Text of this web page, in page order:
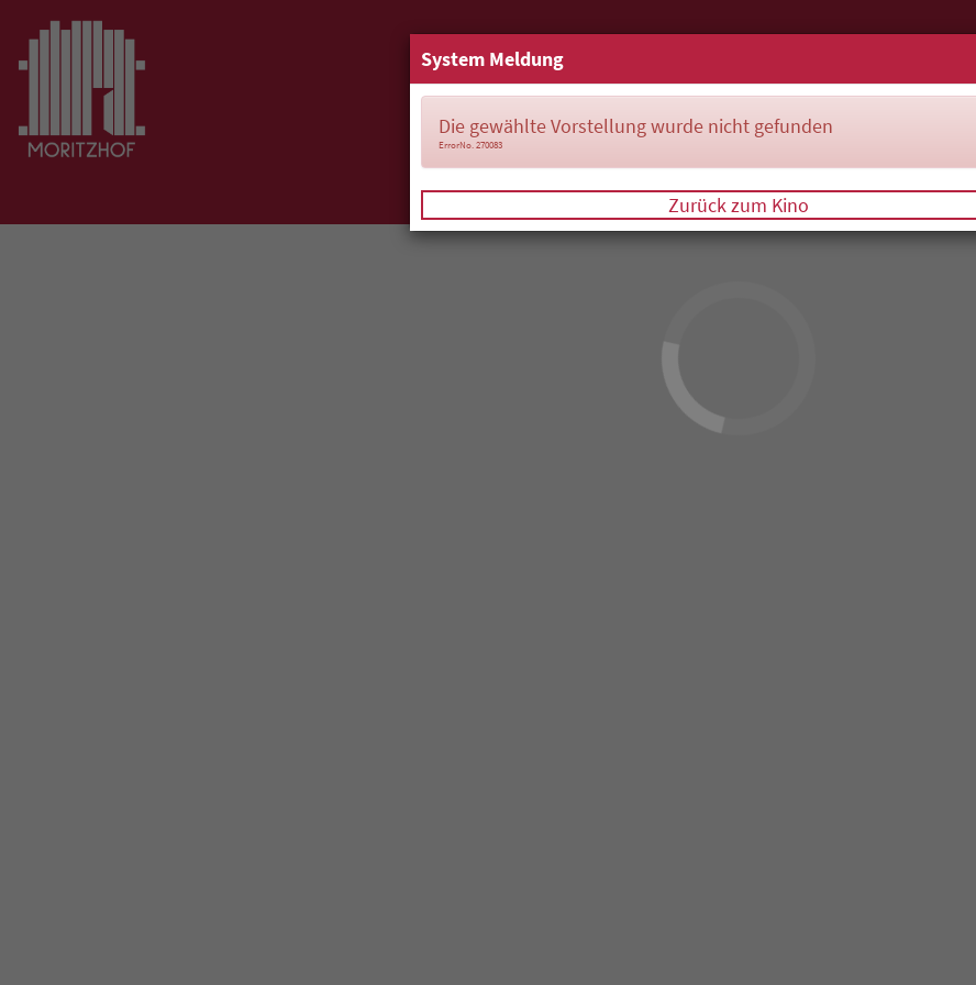
System Meldung
Die gewählte Vorstellung wurde nicht gefunden
ErrorNo. 270083
Zurück zum Kino